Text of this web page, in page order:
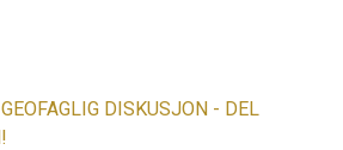
DISKUSJON - DEL